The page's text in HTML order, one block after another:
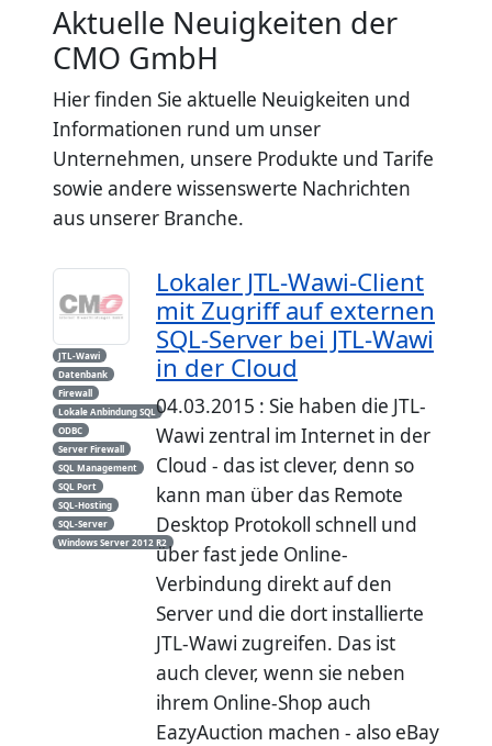
Aktuelle Neuigkeiten der
CMO GmbH
Hier finden Sie aktuelle Neuigkeiten und
Informationen rund um unser
Unternehmen, unsere Produkte und Tarife
sowie andere wissenswerte Nachrichten
aus unserer Branche.
JTL-Wawi
Datenbank
Firewall
Lokale Anbindung SQL
ODBC
Server Firewall
SQL Management
SQL Port
SQL-Hosting
SQL-Server
Windows Server 2012 R2
Lokaler JTL-Wawi-Client
mit Zugriff auf externen
SQL-Server bei JTL-Wawi
in der Cloud
04.03.2015 : Sie haben die JTL-
Wawi zentral im Internet in der
Cloud - das ist clever, denn so
kann man über das Remote
Desktop Protokoll schnell und
über fast jede Online-
Verbindung direkt auf den
Server und die dort installierte
JTL-Wawi zugreifen. Das ist
auch clever, wenn sie neben
ihrem Online-Shop auch
EazyAuction machen - also eBay